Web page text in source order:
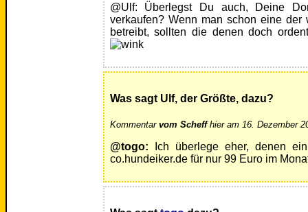
@Ulf: Überlegst Du auch, Deine
verkaufen? Wenn man schon eine der
betreibt, sollten die denen doch
Was sagt Ulf, der Größte, dazu?
Kommentar vom Scheffhier am 16. Dezember
@togo: Ich überlege eher, denen
co.hundeiker.de für nur 99 Euro im